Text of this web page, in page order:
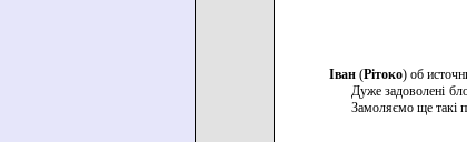
Іван (Рітоко) об
Дуже задоволені
Замоляємо ще такі